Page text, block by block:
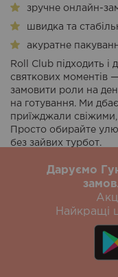
зручне онлайн-
швидка та
акуратне
Roll Club підходить і
святкових моментів
замовити роли на
на готування. Ми
приїжджали свіжими,
Просто обирайте
без зайвих турбот.
Даруємо
Найкращі